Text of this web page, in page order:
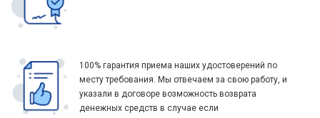
100% гарантия приема наших удостоверений по
месту требования. Мы отвечаем за свою работу, и
указали в договоре возможность возврата
денежных средств в случае если